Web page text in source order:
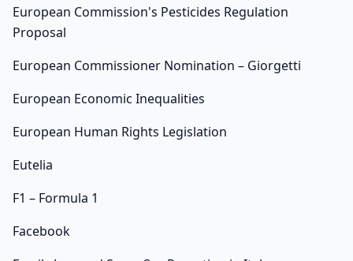
European Commission's Pesticides Regulation
Proposal
European Commissioner Nomination – Giorgetti
European Economic Inequalities
European Human Rights Legislation
Eutelia
F1 – Formula 1
Facebook